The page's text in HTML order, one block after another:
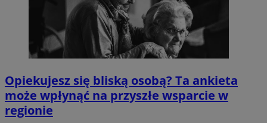
Opiekujesz się bliską osobą? Ta ankieta
może wpłynąć na przyszłe wsparcie w
regionie